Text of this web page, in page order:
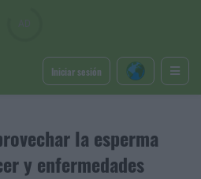
Iniciar sesión
la esperma
y enfermedades